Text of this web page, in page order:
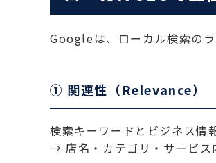
Googleは、ローカル検索の
① 関連性（Relevance）
検索キーワードとビジネス情
→ 店名・カテゴリ・サービス